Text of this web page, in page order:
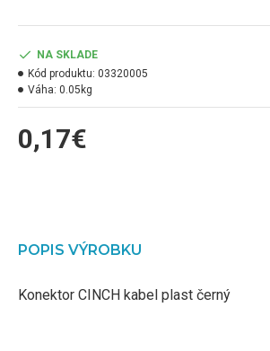
0,17€
NA SKLADE
Kód produktu: 03320005
Váha: 0.05kg
POPIS VÝROBKU
Konektor CINCH kabel plast černý